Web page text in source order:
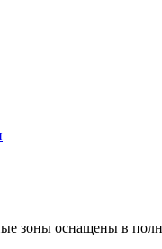
зоны оснащены в